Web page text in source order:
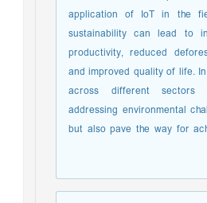
application of IoT in the
sustainability can lead to
productivity, reduced
and improved quality of life.
across different
addressing environmental
but also pave the way for